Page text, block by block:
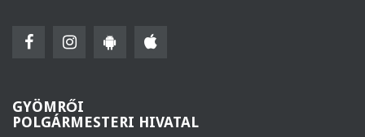
GYÖMRŐI
POLGÁRMESTERI HIVATAL